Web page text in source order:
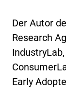
Der Autor
Research
Early